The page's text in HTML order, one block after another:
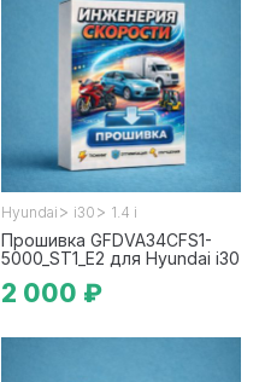
Hyundai > i30 > 1.4 i
Прошивка GFDVA34CFS1-
5000_ST1_E2 для Hyundai i30
2 000 ₽